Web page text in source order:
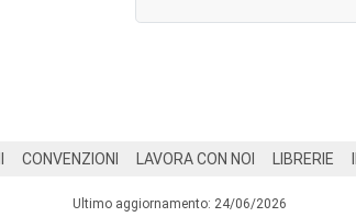
CONVENZIONI LAVORA CON NOI LIBRERIE
Ultimo aggiornamento: 24/06/2026